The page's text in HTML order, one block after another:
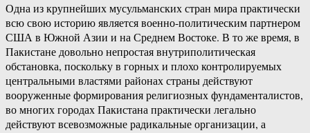
Одна из крупнейших мусульманских стран мира практически
всю свою историю является военно-политическим партнером
США в Южной Азии и на Среднем Востоке. В то же время, в
Пакистане довольно непростая внутриполитическая
обстановка, поскольку в горных и плохо контролируемых
центральными властями районах страны действуют
вооруженные формирования религиозных фундаменталистов,
во многих городах Пакистана практически легально
действуют всевозможные радикальные организации, а